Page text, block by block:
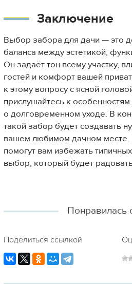
Заключение
Выбор забора для дачи — это
баланса между эстетикой,
Он задаёт тон всему участку,
гостей и комфорт вашей
к этому вопросу с ясной
прислушайтесь к
о долговременном уходе. В
такой забор будет создавать
вашем любимом дачном
помогут вам избежать
выбор, который будет
Понравилась
Поделиться ссылкой